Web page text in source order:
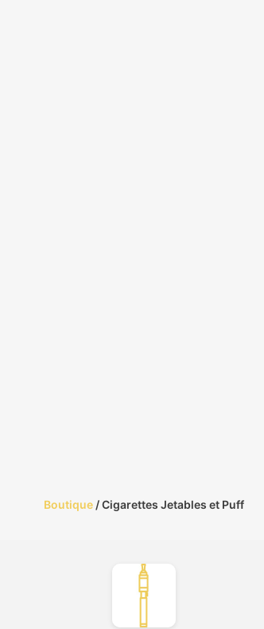
Boutique / Cigarettes Jetables et Puff